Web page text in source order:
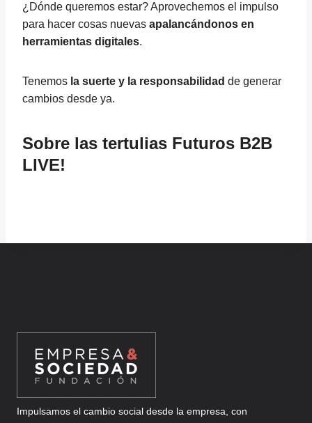
¿Dónde queremos estar? Aprovechemos el impulso
para hacer cosas nuevas apalancándonos en
herramientas digitales.
Tenemos la suerte y la responsabilidad de generar
cambios desde ya.
Sobre las tertulias Futuros B2B
LIVE!
Impulsamos el cambio social desde la empresa, con